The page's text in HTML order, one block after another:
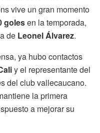
vive un gran momento
golesen la temporada,
de Leonel Álvarez.
ya hubo contactos
y el representante del
del club vallecaucano.
la primera
a mejorar su